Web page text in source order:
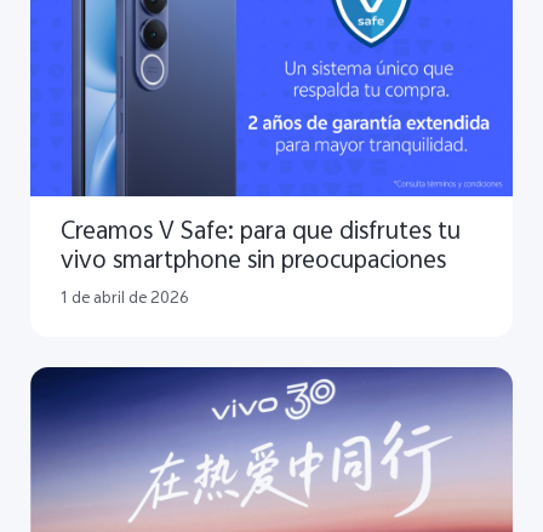
Creamos V Safe: para que disfrutes tu
vivo smartphone sin preocupaciones
1 de abril de 2026